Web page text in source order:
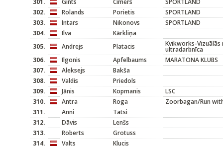
301.
Gints Cimers
SPORTLAND
302.
Rolands Porietis
SPORTLAND
303.
Intars Nikonovs
SPORTLAND
304.
Ilva
Kārkliņa
305.
Andrejs Platacis Kvikworks-Vizuālās
ultradarbnīca
306.
Ilgonis Apfelbaums
MARATONA KLUBS
307.
Aleksejs
Bakša
308.
Valdis
Priedols
309.
Jānis Kopmanis
LSC
310.
Antra Roga
Zoorbagan/Run
311.
Anni
Tatsi
312.
Dāvis
Lenšs
313.
Roberts
Grotuss
314.
Valts Klucis